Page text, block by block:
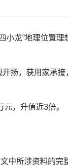
龙”地理位置理
扬，获用家承
，升值近3倍。
中所涉资料的完